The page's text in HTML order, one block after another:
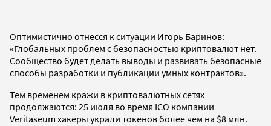
Оптимистично отнесся к ситуации Игорь Баринов:
«Глобальных проблем с безопасностью криптовалют нет.
Сообщество будет делать выводы и развивать безопасные
способы разработки и публикации умных контрактов».
Тем временем кражи в криптовалютных сетях
продолжаются: 25 июля во время ICO компании
Veritaseum хакеры украли токенов более чем на $8 млн.